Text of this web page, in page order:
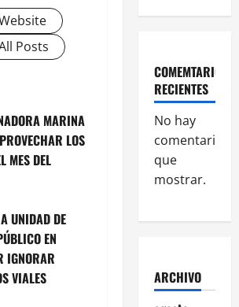
Posts
MARINA
LOS
MES DEL
UNIDAD DE
EN
IGNORAR
VIALES
COMEMTARIOS
RECIENTES
No hay
comentarios
que
mostrar.
ARCHIVO